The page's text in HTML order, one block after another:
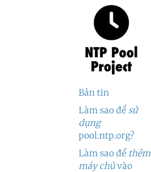
Bản tin
Làm sao để sử
dụng
pool.ntp.org?
Làm sao để thêm
máy chủvào